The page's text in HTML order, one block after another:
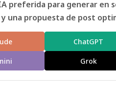
preferida para generar en
una propuesta de post
ChatGPT
Grok